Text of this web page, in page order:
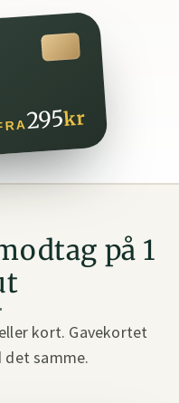
295kr
på 1
kort. Gavekortet
det samme.